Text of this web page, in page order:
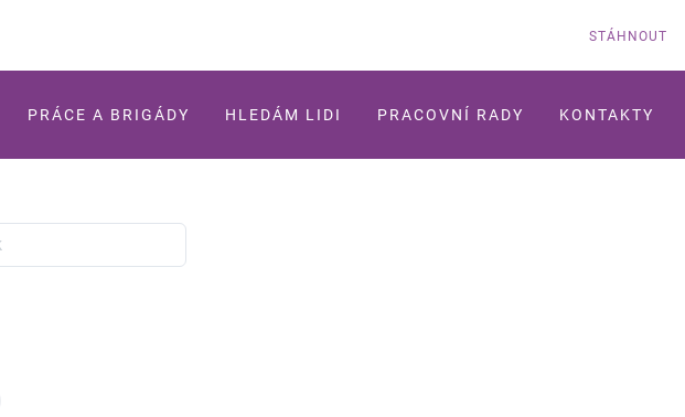
STÁHNOUT
PRÁCE A BRIGÁDY HLEDÁM LIDI PRACOVNÍ RADY KONTAKTY